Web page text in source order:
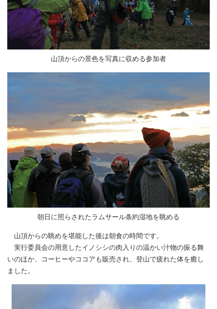
山頂からの景色を写真に収める参加者
朝日に照らされたラムサール条約湿地を眺める
山頂からの眺めを堪能した後は朝食の時間です。
実行委員会の用意したイノシシの肉入りの温かい汁物の振る舞
いのほか、コーヒーやココアも販売され、登山で疲れた体を癒し
ました。